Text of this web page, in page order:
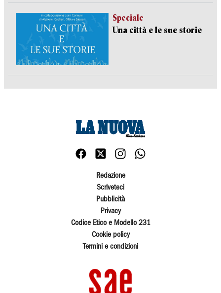
Speciale
Una città e le sue storie
Redazione
Scriveteci
Pubblicità
Privacy
Codice Etico e Modello 231
Cookie policy
Termini e condizioni